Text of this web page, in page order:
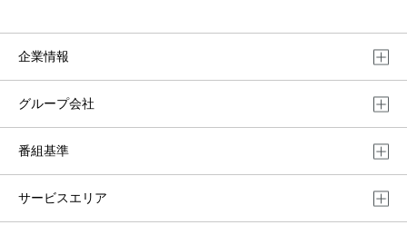
企業情報
グループ会社
番組基準
サービスエリア